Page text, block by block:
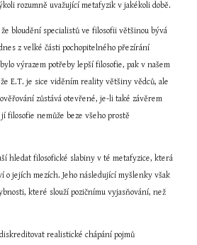
rozumně uvažující metafyzik v jakékoli době.
bloudění specialistů ve filosofii většinou bývá
z velké části pochopitelného přezírání
výrazem potřeby lepší filosofie, pak v našem
E.T. je sice viděním reality většiny vědců, ale
zůstává otevřené, je-li také závěrem
filosofie nemůže beze všeho prostě
hledat filosofické slabiny v té metafyzice, která
o jejích mezích. Jeho následující myšlenky však
které slouží pozičnímu vyjasňování, než
realistické chápání pojmů